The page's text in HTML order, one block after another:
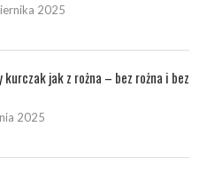
2025
kurczak jak z rożna – bez rożna i bez
2025